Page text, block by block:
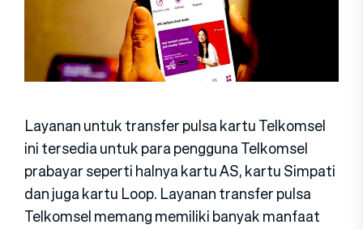
Layanan untuk transfer pulsa kartu Telkomsel
ini tersedia untuk para pengguna Telkomsel
prabayar seperti halnya kartu AS, kartu Simpati
dan juga kartu Loop. Layanan transfer pulsa
Telkomsel memang memiliki banyak manfaat